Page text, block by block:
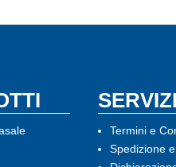
Termini e
Spedizione